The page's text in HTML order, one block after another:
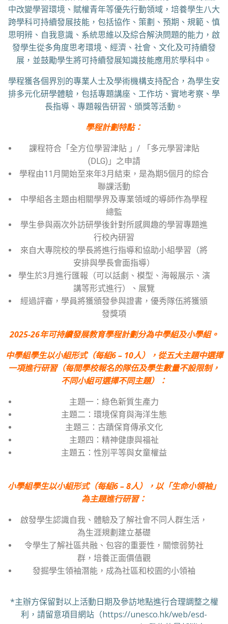
中改變學習環境、賦權青年等優先行動領域，培養學生八大
跨學科可持續發展技能，包括協作、策劃、預期、規範、慎
思明辨、自我意識、系統思維以及綜合解決問題的能力，啟
發學生從多角度思考環境、經濟、社會、文化及可持續發
展，並鼓勵學生將可持續發展知識技能應用於學科中。
學程獲各個界別的專業人士及學術機構支持配合，為學生安
排多元化研學體驗，包括專題講座、工作坊、實地考察、學
長指導、專題報告研習、頒獎等活動。
學程計劃特點：
課程符合「全方位學習津貼 」/ 「多元學習津貼
(DLG)」之申請
學程由11月開始至來年3月結束，是為期5個月的綜合
聯課活動
中學組各主題由相關學界及專業領域的導師作為學程
總監
學生參與兩次外訪研學後針對所感興趣的學習專題進
行校內研習
來自大專院校的學長將進行指導和協助小組學習（將
安排與學長會面指導）
學生於3月進行匯報（可以話劇、模型、海報展示、演
講等形式進行）、展覽
經過評審，學員將獲頒發參與證書，優秀隊伍將獲頒
發獎項
2025-26年可持續發展教育學程計劃分為中學組及小學組。
中學組學生以小組形式（每組6 – 10人），從五大主題中選擇
一項進行研習（每間學校報名的隊伍及學生數量不設限制，
不同小組可選擇不同主題）：
主題一：綠色新質生產力
主題二：環境保育與海洋生態
主題三：古蹟保育傳承文化
主題四：精神健康與福祉
主題五：性別平等與女童權益
小學組學生以小組形式（每組6 – 8人），以「生命小領袖」
為主題進行研習：
啟發學生認識自我、體驗及了解社會不同人群生活，
為生涯規劃建立基礎
令學生了解社區共融、包容的重要性，關懷弱勢社
群，培養正面價值觀
發掘學生領袖潛能，成為社區和校園的小領袖
*主辦方保留對以上活動日期及參訪地點進行合理調整之權
利，請留意項目網站（https://unesco.hk/web/esd-